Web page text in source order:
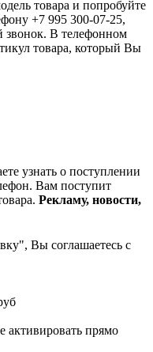
товара и попробуйте
+7 995 300-07-25,
звонок. В телефонном
товара, который Вы
узнать о поступлении
Вам поступит
Рекламу, новости,
Вы соглашаетесь с
активировать прямо